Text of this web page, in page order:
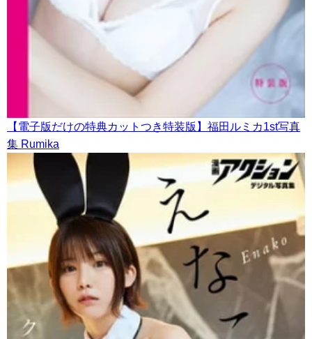
【電子版だけの特典カットつき特装版】福田ルミカ1st写真
集 Rumika